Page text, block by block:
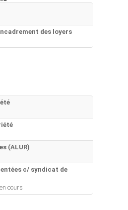
des loyers
(ALUR)
c/ syndicat de
cours